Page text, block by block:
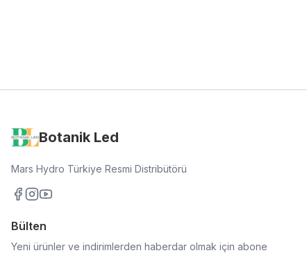
Botanik Led
Mars Hydro Türkiye Resmi Distribütörü
Bülten
Yeni ürünler ve indirimlerden haberdar olmak için abone